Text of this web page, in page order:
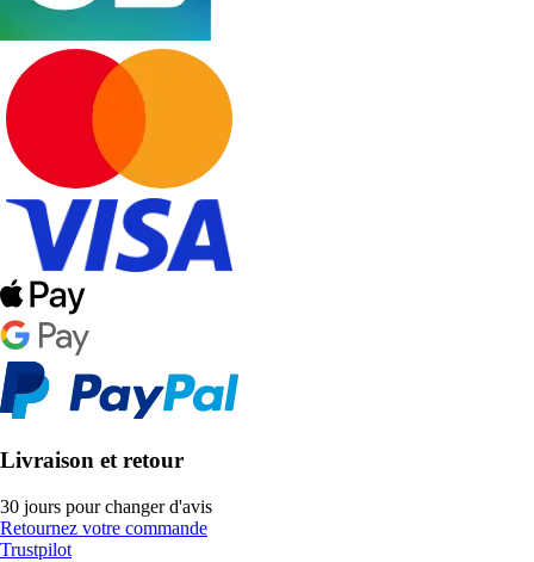
Livraison et retour
30 jours pour changer d'avis
Retournez votre commande
Trustpilot